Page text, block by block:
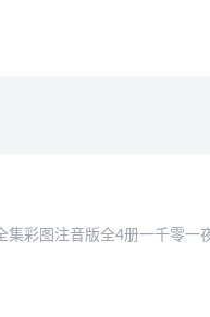
彩图注音版全4册一千零一